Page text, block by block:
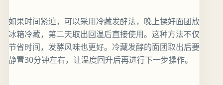
如果时间紧迫，可以采用冷藏发酵法，晚上揉好面团放
冰箱冷藏，第二天取出回温后直接使用。这种方法不仅
节省时间，发酵风味也更好。冷藏发酵的面团取出后要
静置30分钟左右，让温度回升后再进行下一步操作。